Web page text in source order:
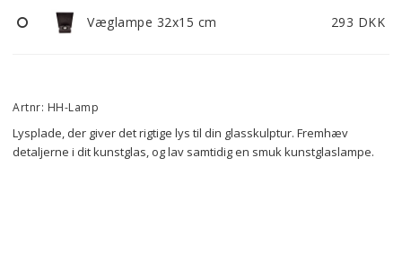
Væglampe 32x15 cm 293 DKK
Artnr: HH-Lamp
Lysplade, der giver det rigtige lys til din glasskulptur. Fremhæv
detaljerne i dit kunstglas, og lav samtidig en smuk kunstglaslampe.